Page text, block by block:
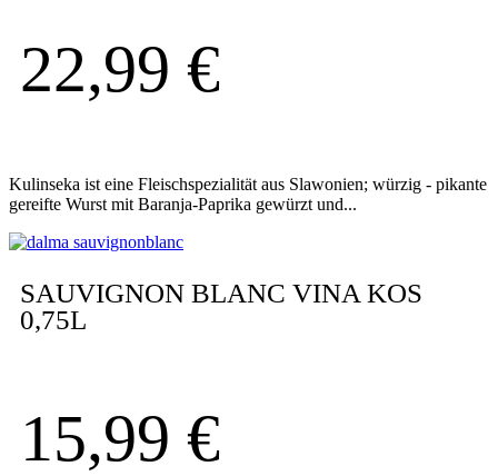
22,99 €
Kulinseka ist eine Fleischspezialität aus Slawonien; würzig - pikante
gereifte Wurst mit Baranja-Paprika gewürzt und...
SAUVIGNON BLANC VINA KOS
0,75L
15,99 €